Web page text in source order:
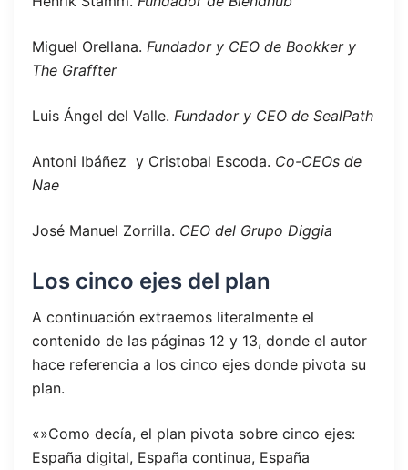
Miguel Orellana. Fundador y CEO de Bookker y
The Graffter
Luis Ángel del Valle. Fundador y CEO de SealPath
Antoni Ibáñez y Cristobal Escoda. Co-CEOs de
Nae
José Manuel Zorrilla. CEO del Grupo Diggia
Los cinco ejes del plan
A continuación extraemos literalmente el
contenido de las páginas 12 y 13, donde el autor
hace referencia a los cinco ejes donde pivota su
plan.
«»Como decía, el plan pivota sobre cinco ejes:
España digital, España continua, España